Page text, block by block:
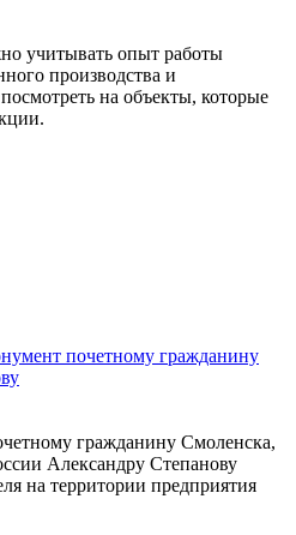
учитывать опыт работы
производства и
на объекты, которые
почетному гражданину
гражданину Смоленска,
Александру Степанову
на территории предприятия